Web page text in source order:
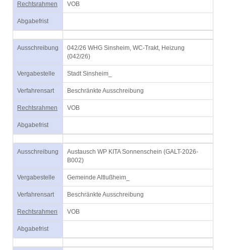
Rechtsrahmen VOB
Abgabefrist
Ausschreibung
042/26 WHG Sinsheim, WC-Trakt, Heizung
(042/26)
Vergabestelle Stadt Sinsheim_
Verfahrensart Beschränkte Ausschreibung
Rechtsrahmen VOB
Abgabefrist
Ausschreibung
Austausch WP KITA Sonnenschein (GALT-2026-
B002)
Vergabestelle Gemeinde Altlußheim_
Verfahrensart Beschränkte Ausschreibung
Rechtsrahmen VOB
Abgabefrist